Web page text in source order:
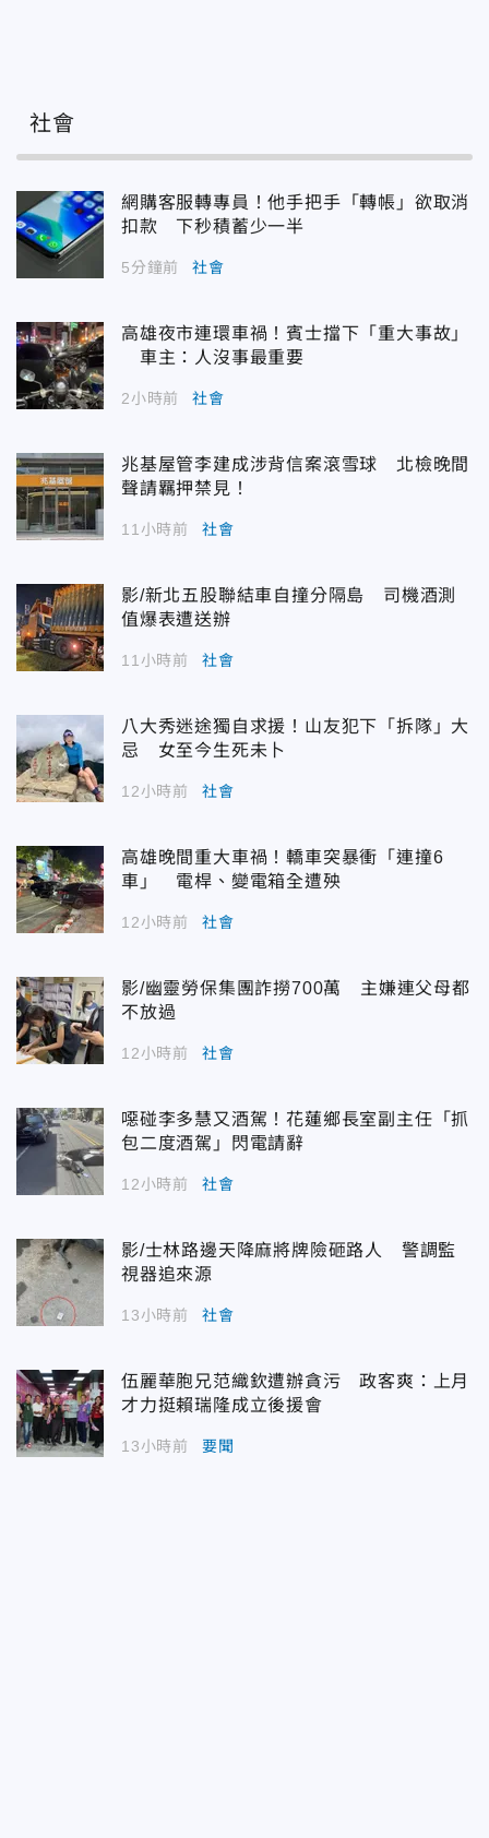
社會
網購客服轉專員！他手把手「轉帳」欲取消
扣款 下秒積蓄少一半
5分鐘前 社會
高雄夜市連環車禍！賓士擋下「重大事故」
車主：人沒事最重要
2小時前 社會
兆基屋管李建成涉背信案滾雪球 北檢晚間
聲請羈押禁見！
11小時前 社會
影/新北五股聯結車自撞分隔島 司機酒測
值爆表遭送辦
11小時前 社會
八大秀迷途獨自求援！山友犯下「拆隊」大
忌 女至今生死未卜
12小時前 社會
高雄晚間重大車禍！轎車突暴衝「連撞6
車」 電桿、變電箱全遭殃
12小時前 社會
影/幽靈勞保集團詐撈700萬 主嫌連父母都
不放過
12小時前 社會
噁碰李多慧又酒駕！花蓮鄉長室副主任「抓
包二度酒駕」閃電請辭
12小時前 社會
影/士林路邊天降麻將牌險砸路人 警調監
視器追來源
13小時前 社會
伍麗華胞兄范織欽遭辦貪污 政客爽：上月
才力挺賴瑞隆成立後援會
13小時前 要聞